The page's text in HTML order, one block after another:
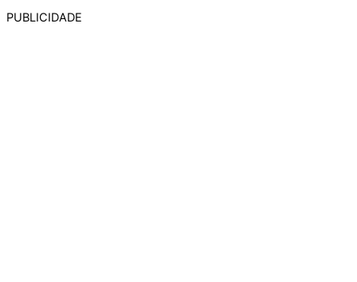
PUBLICIDADE